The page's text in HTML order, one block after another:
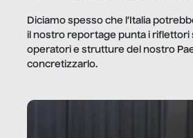
Diciamo spesso che l’Italia
il nostro reportage punta i riflettori
operatori e strutture del nostro
concretizzarlo.